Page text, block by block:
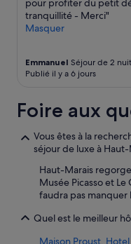
conditions
supplémentaires
peuvent
pour profiter du petit
tranquillité - Merci"
Masquer
Emmanuel Séjour de 2
Publié il y a 6 jours
Foire aux
Vous êtes à la
séjour de luxe à Haut-
Haut-Marais
Musée Picasso et
faudra pas manquer
Quel est le meilleur
Maison Proust,